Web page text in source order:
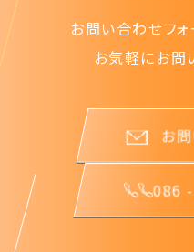
お問い合わせフ
お気軽にお問
お
086